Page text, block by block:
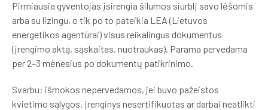
Pirmiausia gyventojas įsirengia šilumos siurblį savo lėšomis
arba su lizingu, o tik po to pateikia LEA (Lietuvos
energetikos agentūrai) visus reikalingus dokumentus
(įrengimo aktą, sąskaitas, nuotraukas). Parama pervedama
per 2–3 mėnesius po dokumentų patikrinimo.
Svarbu: išmokos nepervedamos, jei buvo pažeistos
kvietimo sąlygos, įrenginys nesertifikuotas ar darbai neatlikti